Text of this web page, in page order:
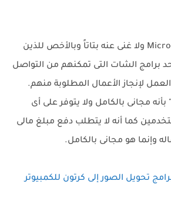
وهو تابع لشركة MicroSoft ولا غنى عنه بتاتاً وبالأخص للذين
برامج الشات التى تمكنهم من التواصل
لإنجاز الأعمال المطلوبة منهم.
مجانى بالكامل ولا يتوفر على أى
كما أنه لا يتطلب دفع مبلغ مالى
وإنما هو مجانى بالكامل.
6 برامج تحويل الصور إلى كرتون للكمبيوتر